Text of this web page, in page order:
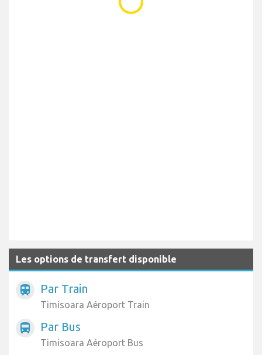
Les options de transfert disponible
train Par Train
Timisoara Aéroport Train
directions_bus Par Bus
Timisoara Aéroport Bus